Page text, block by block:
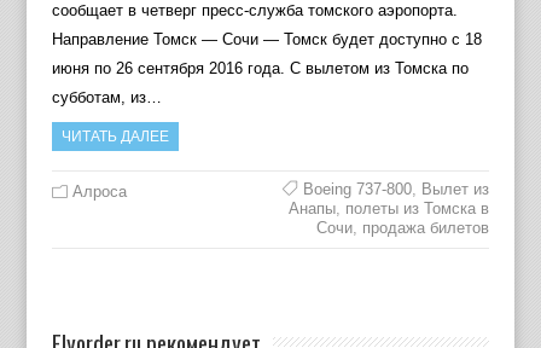
сообщает в четверг пресс-служба томского аэропорта.
Направление Томск — Сочи — Томск будет доступно с 18
июня по 26 сентября 2016 года. С вылетом из Томска по
субботам, из…
ЧИТАТЬ ДАЛЕЕ
Алроса Boeing 737-800, Вылет из
Анапы, полеты из Томска в
Сочи, продажа билетов